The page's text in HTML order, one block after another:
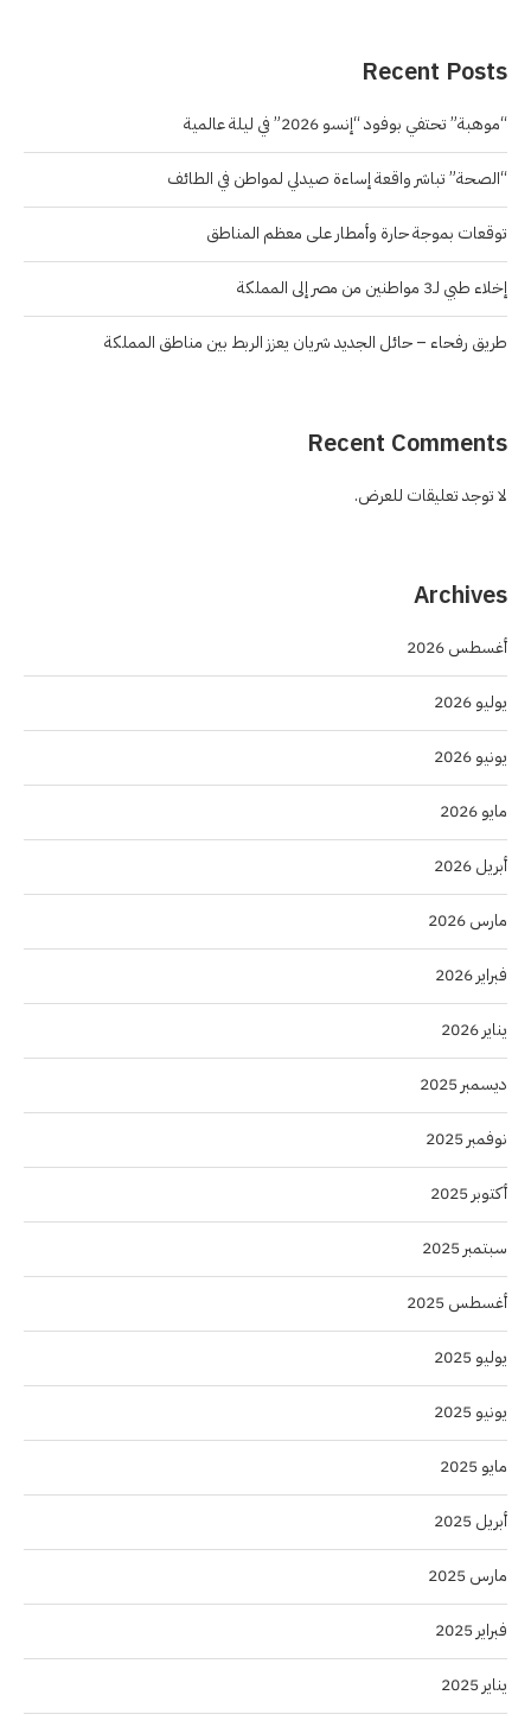
Recent Posts
“موهبة” تحتفي بوفود “إنسو 2026” في ليلة عالمية
“الصحة” تباشر واقعة إساءة صيدلي لمواطن في الطائف
توقعات بموجة حارة وأمطار على معظم المناطق
إخلاء طبي لـ3 مواطنين من مصر إلى المملكة
طريق رفحاء – حائل الجديد شريان يعزز الربط بين مناطق المملكة
Recent Comments
لا توجد تعليقات للعرض.
Archives
أغسطس 2026
يوليو 2026
يونيو 2026
مايو 2026
أبريل 2026
مارس 2026
فبراير 2026
يناير 2026
ديسمبر 2025
نوفمبر 2025
أكتوبر 2025
سبتمبر 2025
أغسطس 2025
يوليو 2025
يونيو 2025
مايو 2025
أبريل 2025
مارس 2025
فبراير 2025
يناير 2025